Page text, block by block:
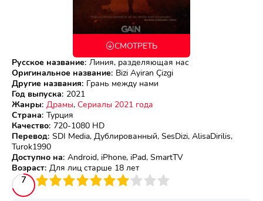
СМОТРЕТЬ
Русское название: Линия, разделяющая нас
Оригинальное название: Bizi Ayiran Çizgi
Другие названия: Грань между нами
Год выпуска: 2021
Жанры: Драмы, Сериалы 2021 года
Страна: Турция
Качество: 720-1080 HD
Перевод: SDI Media, Дублированный, SesDizi, AlisaDirilis,
Turok1990
Доступно на: Android, iPhone, iPad, SmartTV
Возраст: Для лиц старше 18 лет
7
4 5 6 7 8 9 10